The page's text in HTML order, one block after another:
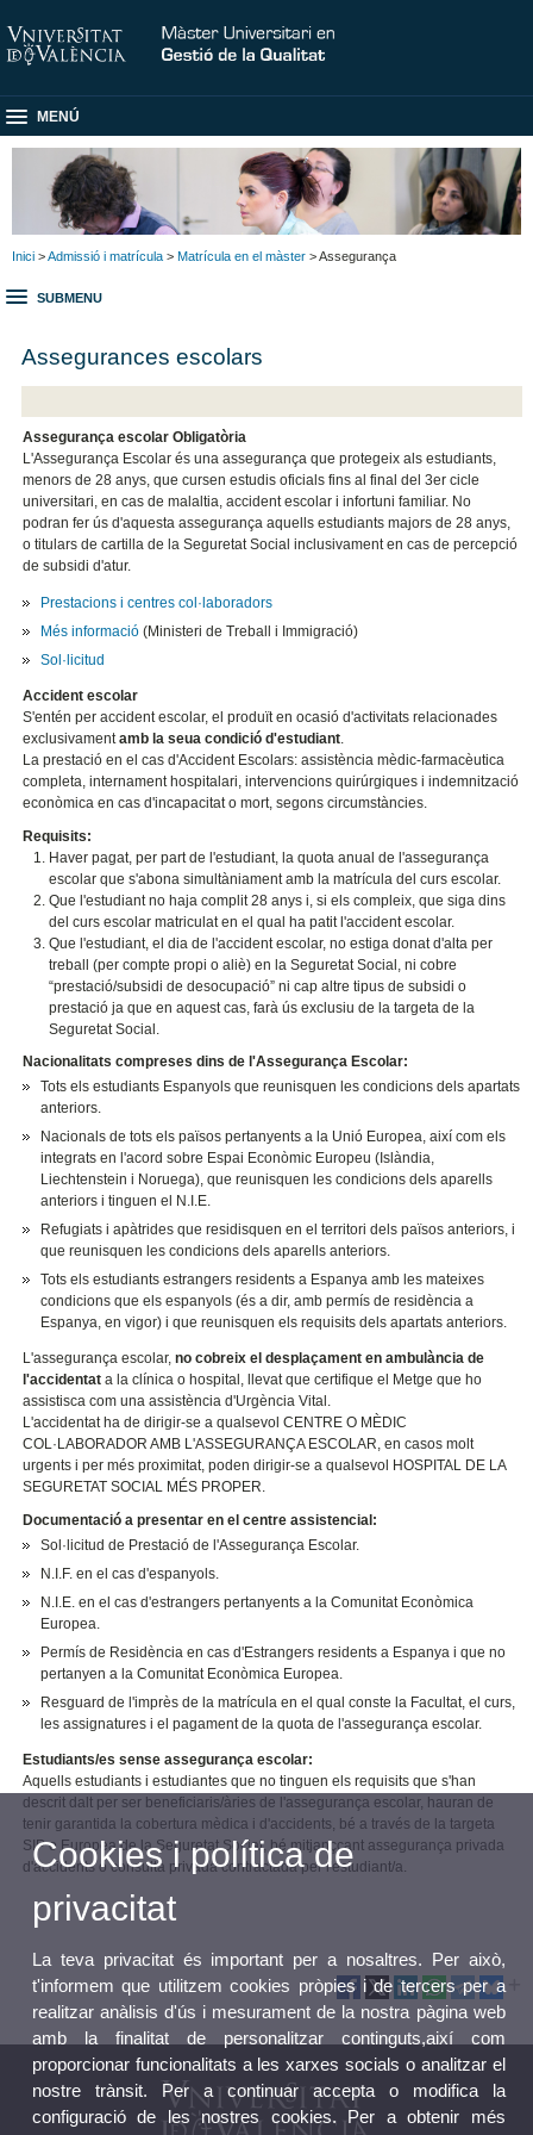
MENÚ
Inici >Admissió i matrícula > Matrícula en el màster > Assegurança
SUBMENU
Assegurances escolars
Assegurança escolar Obligatòria
L'Assegurança Escolar és una assegurança que protegeix als estudiants,
menors de 28 anys, que cursen estudis oficials fins al final del 3er cicle
universitari, en cas de malaltia, accident escolar i infortuni familiar. No
podran fer ús d'aquesta assegurança aquells estudiants majors de 28 anys,
o titulars de cartilla de la Seguretat Social inclusivament en cas de percepció
de subsidi d'atur.
Prestacions i centres col·laboradors
Més informació (Ministeri de Treball i Immigració)
Sol·licitud
Accident escolar
S'entén per accident escolar, el produït en ocasió d'activitats relacionades
exclusivamentamb la seua condició d'estudiant.
La prestació en el cas d'Accident Escolars: assistència mèdic-farmacèutica
completa, internament hospitalari, intervencions quirúrgiques i indemnització
econòmica en cas d'incapacitat o mort, segons circumstàncies.
Requisits:
Haver pagat, per part de l'estudiant, la quota anual de l'assegurança
escolar que s'abona simultàniament amb la matrícula del curs escolar.
Que l'estudiant no haja complit 28 anys i, si els compleix, que siga dins
del curs escolar matriculat en el qual ha patit l'accident escolar.
Que l'estudiant, el dia de l'accident escolar, no estiga donat d'alta per
treball (per compte propi o aliè) en la Seguretat Social, ni cobre
“prestació/subsidi de desocupació” ni cap altre tipus de subsidi o
prestació ja que en aquest cas, farà ús exclusiu de la targeta de la
Seguretat Social.
Nacionalitats compreses dins de l'Assegurança Escolar:
Tots els estudiants Espanyols que reunisquen les condicions dels apartats
anteriors.
Nacionals de tots els països pertanyents a la Unió Europea, així com els
integrats en l'acord sobre Espai Econòmic Europeu (Islàndia,
Liechtenstein i Noruega), que reunisquen les condicions dels aparells
anteriors i tinguen el N.I.E.
Refugiats i apàtrides que residisquen en el territori dels països anteriors, i
que reunisquen les condicions dels aparells anteriors.
Tots els estudiants estrangers residents a Espanya amb les mateixes
condicions que els espanyols (és a dir, amb permís de residència a
Espanya, en vigor) i que reunisquen els requisits dels apartats anteriors.
L'assegurança escolar,no cobreix el desplaçament en ambulància de
l'accidentat a la clínica o hospital, llevat que certifique el Metge que ho
assistisca com una assistència d'Urgència Vital.
L'accidentat ha de dirigir-se a qualsevol CENTRE O MÈDIC
COL·LABORADOR AMB L'ASSEGURANÇA ESCOLAR, en casos molt
urgents i per més proximitat, poden dirigir-se a qualsevol HOSPITAL DE LA
SEGURETAT SOCIAL MÉS PROPER.
Documentació a presentar en el centre assistencial:
Sol·licitud de Prestació de l'Assegurança Escolar.
N.I.F. en el cas d'espanyols.
N.I.E. en el cas d'estrangers pertanyents a la Comunitat Econòmica
Europea.
Permís de Residència en cas d'Estrangers residents a Espanya i que no
pertanyen a la Comunitat Econòmica Europea.
Resguard de l'imprès de la matrícula en el qual conste la Facultat, el curs,
les assignatures i el pagament de la quota de l'assegurança escolar.
Estudiants/es sense assegurança escolar:
Aquells estudiants i estudiantes que no tinguen els requisits que s'han
descrit dalt per ser beneficiaris/àries de l'assegurança escolar, hauran de
tenir garantida la cobertura mèdica i d'accidents, bé a través de la targeta
SIP o Europea de la Seguretat Social, bé mitjançcant assegurança privada
d'accidents o consulta privada contractada per l'estudiant/a.
Cookies i política de
privacitat
La teva privacitat és important per a nosaltres. Per això,
t'informem que utilitzem cookies pròpies i de tercers per a
realitzar anàlisis d'ús i mesurament de la nostra pàgina web
amb la finalitat de personalitzar continguts,així com
proporcionar funcionalitats a les xarxes socials o analitzar el
nostre trànsit. Per a continuar accepta o modifica la
configuració de les nostres cookies. Per a obtenir més